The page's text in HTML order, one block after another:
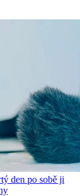
den po sobě ji